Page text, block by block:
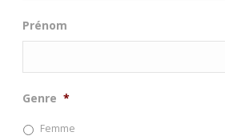
Prénom
Genre *
Femme